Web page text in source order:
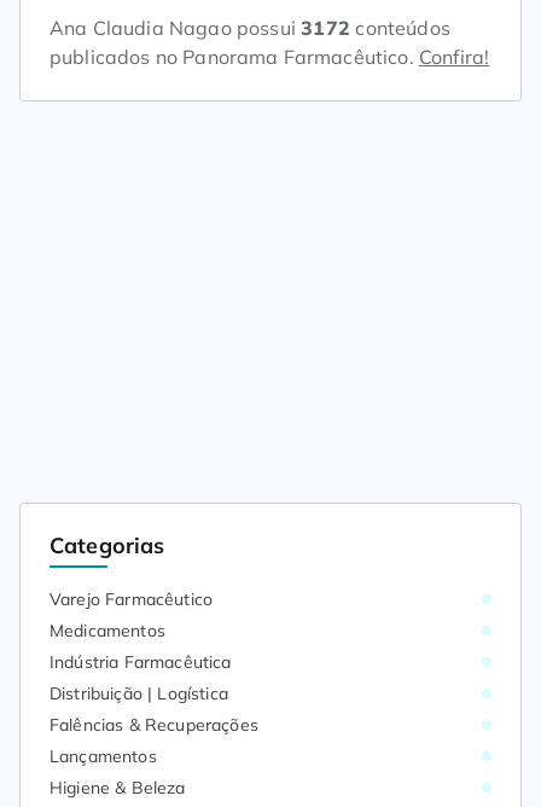
Ana Claudia Nagao possui 3172 conteúdos
publicados no Panorama Farmacêutico. Confira!
Categorias
Varejo Farmacêutico
Medicamentos
Indústria Farmacêutica
Distribuição | Logística
Falências & Recuperações
Lançamentos
Higiene & Beleza